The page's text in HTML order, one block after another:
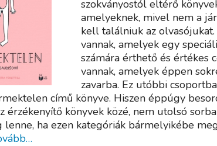
szokványostól eltérő
amelyeknek, mivel nem a
kell találniuk az
vannak, amelyek egy
számára érthető és értékes
vannak, amelyek éppen
zavarba. Ez utóbbi
című könyve. Hiszen éppúgy
érzékenyítő könyvek közé, nem utolsó
lenne, ha ezen kategóriák bármelyikébe